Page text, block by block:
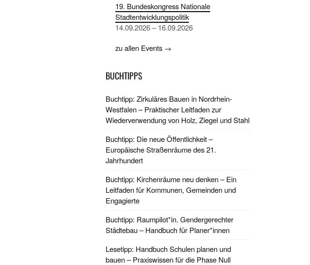
19. Bundeskongress Nationale
Stadtentwicklungspolitik
14.09.2026 – 16.09.2026
zu allen Events →
BUCHTIPPS
Buchtipp: Zirkuläres Bauen in Nordrhein-
Westfalen – Praktischer Leitfaden zur
Wiederverwendung von Holz, Ziegel und Stahl
Buchtipp: Die neue Öffentlichkeit –
Europäische Straßenräume des 21.
Jahrhundert
Buchtipp: Kirchenräume neu denken – Ein
Leitfaden für Kommunen, Gemeinden und
Engagierte
Buchtipp: Raumpilot*in. Gendergerechter
Städtebau – Handbuch für Planer*innen
Lesetipp: Handbuch Schulen planen und
bauen – Praxiswissen für die Phase Null